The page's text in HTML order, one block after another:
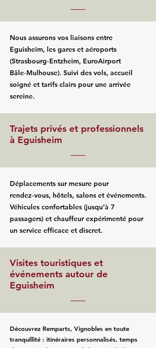
Nous assurons vos liaisons entre
Eguisheim, les gares et aéroports
(Strasbourg‑Entzheim, EuroAirport
Bâle‑Mulhouse). Suivi des vols, accueil
soigné et tarifs clairs pour une arrivée
sereine.
Trajets privés et professionnels
à Eguisheim
Déplacements sur mesure pour
rendez‑vous, hôtels, salons et événements.
Véhicules confortables (jusqu’à 7
passagers) et chauffeur expérimenté pour
un service efficace et discret.
Visites touristiques et
événements autour de
Eguisheim
Découvrez Remparts, Vignobles en toute
tranquillité : itinéraires personnalisés, temps